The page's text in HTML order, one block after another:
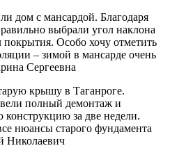
дом с мансардой. Благодаря
выбрали угол наклона
покрытия. Особо хочу отметить
– зимой в мансарде очень
Сергеевна
крышу в Таганроге.
полный демонтаж и
конструкцию за две недели.
нюансы старого фундамента
Николаевич